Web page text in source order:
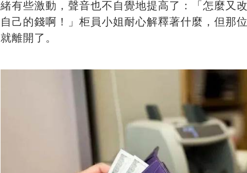
緒有些激動，聲音也不自覺地提高了：「怎麼又
自己的錢啊！」柜員小姐耐心解釋著什麼，但那
就離開了。